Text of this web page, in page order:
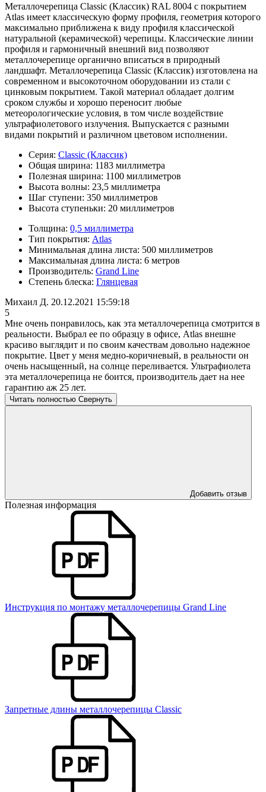
Металлочерепица Classic (Классик) RAL 8004 с покрытием
Atlas имеет классическую форму профиля, геометрия которого
максимально приближена к виду профиля классической
натуральной (керамической) черепицы. Классические линии
профиля и гармоничный внешний вид позволяют
металлочерепице органично вписаться в природный
ландшафт. Металлочерепица Classic (Классик) изготовлена на
современном и высокоточном оборудовании из стали с
цинковым покрытием. Такой материал обладает долгим
сроком службы и хорошо переносит любые
метеорологические условия, в том числе воздействие
ультрафиолетового излучения. Выпускается с разными
видами покрытий и различном цветовом исполнении.
Серия: Classic (Классик)
Общая ширина: 1183 миллиметра
Полезная ширина: 1100 миллиметров
Высота волны: 23,5 миллиметра
Шаг ступени: 350 миллиметров
Высота ступеньки: 20 миллиметров
Толщина: 0,5 миллиметра
Тип покрытия: Atlas
Минимальная длина листа: 500 миллиметров
Максимальная длина листа: 6 метров
Производитель: Grand Line
Степень блеска: Глянцевая
Михаил Д. 20.12.2021 15:59:18
5
Мне очень понравилось, как эта металлочерепица смотрится в
реальности. Выбрал ее по образцу в офисе, Atlas внешне
красиво выглядит и по своим качествам довольно надежное
покрытие. Цвет у меня медно-коричневый, в реальности он
очень насыщенный, на солнце переливается. Ультрафиолета
эта металлочерепица не боится, производитель дает на нее
гарантию аж 25 лет.
Читать полностью Свернуть
Добавить отзыв
Полезная информация
Инструкция по монтажу металлочерепицы Grand Line
Запретные длины металлочерепицы Classic